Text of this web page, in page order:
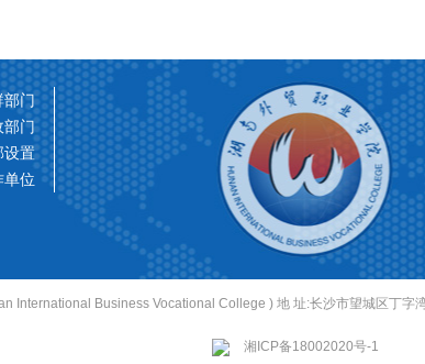
部门
部门
设置
单位
International Business Vocational College ) 地 址:长沙市望城区丁
湘ICP备18002020号-1